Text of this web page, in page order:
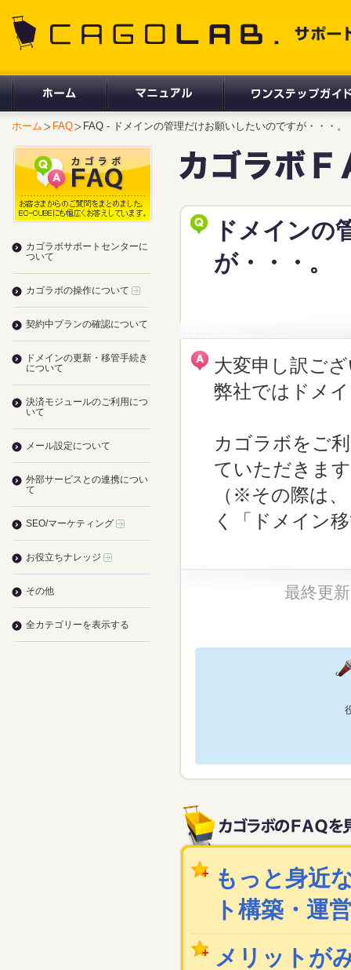
ホーム FAQ FAQ - ドメインの管理だけお願いしたいのですが・・・。
ドメインの
が・・・。
大変申し訳ご
弊社ではドメ
カゴラボをご
ていただきま
（※その際は
く「ドメイン
最終更
もっと身近
ト構築・運
メリットが
カゴラボサポートセンターに
ついて
カゴラボの操作について
契約中プランの確認について
ドメインの更新・移管手続き
について
決済モジュールのご利用につ
いて
メール設定について
外部サービスとの連携につい
て
SEO/マーケティング
お役立ちナレッジ
その他
全カテゴリーを表示する